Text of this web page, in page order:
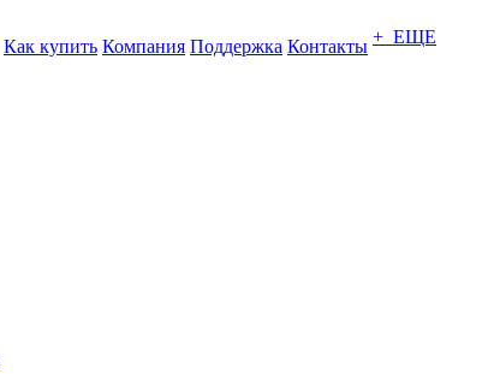
Как купить Компания Поддержка Контакты + ЕЩЕ